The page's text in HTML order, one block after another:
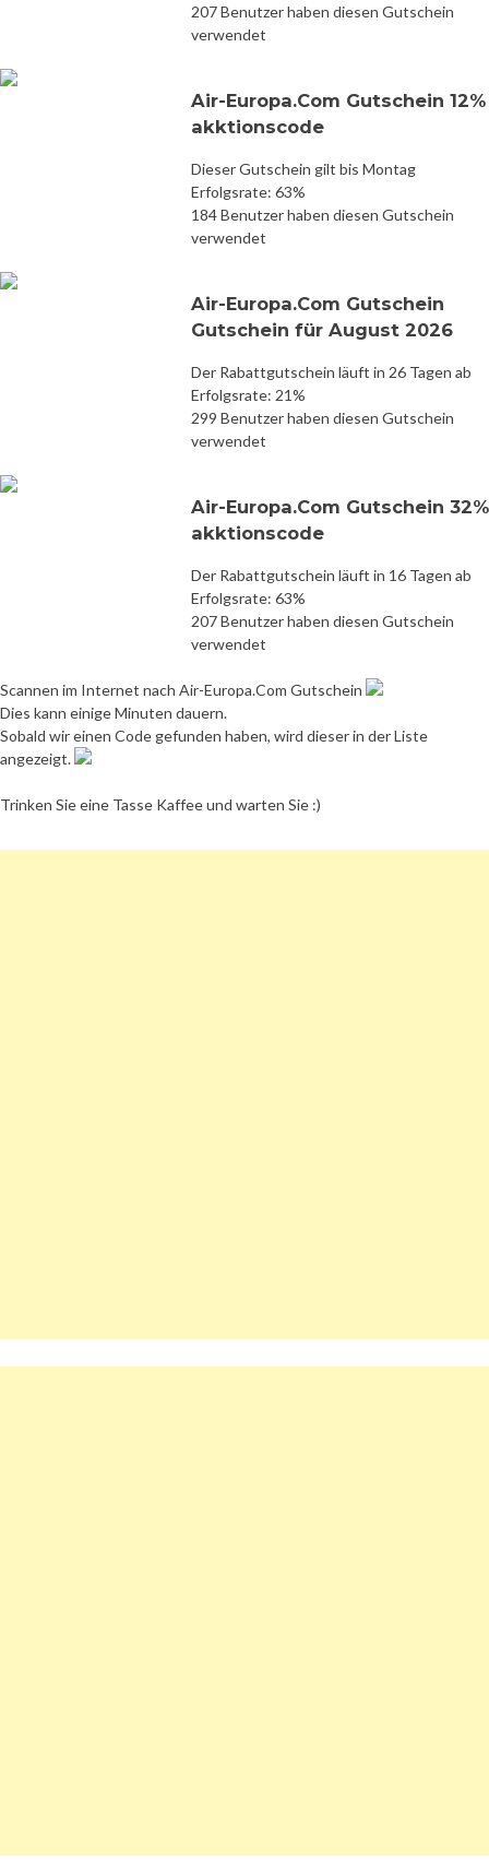
207 Benutzer haben diesen Gutschein
verwendet
Air-Europa.Com Gutschein 12%
akktionscode
Dieser Gutschein gilt bis Montag
Erfolgsrate: 63%
184 Benutzer haben diesen Gutschein
verwendet
Air-Europa.Com Gutschein
Gutschein für August 2026
Der Rabattgutschein läuft in 26 Tagen ab
Erfolgsrate: 21%
299 Benutzer haben diesen Gutschein
verwendet
Air-Europa.Com Gutschein 32%
akktionscode
Der Rabattgutschein läuft in 16 Tagen ab
Erfolgsrate: 63%
207 Benutzer haben diesen Gutschein
verwendet
Scannen im Internet nach Air-Europa.Com Gutschein
Dies kann einige Minuten dauern.
Sobald wir einen Code gefunden haben, wird dieser in der Liste
angezeigt.
Trinken Sie eine Tasse Kaffee und warten Sie :)